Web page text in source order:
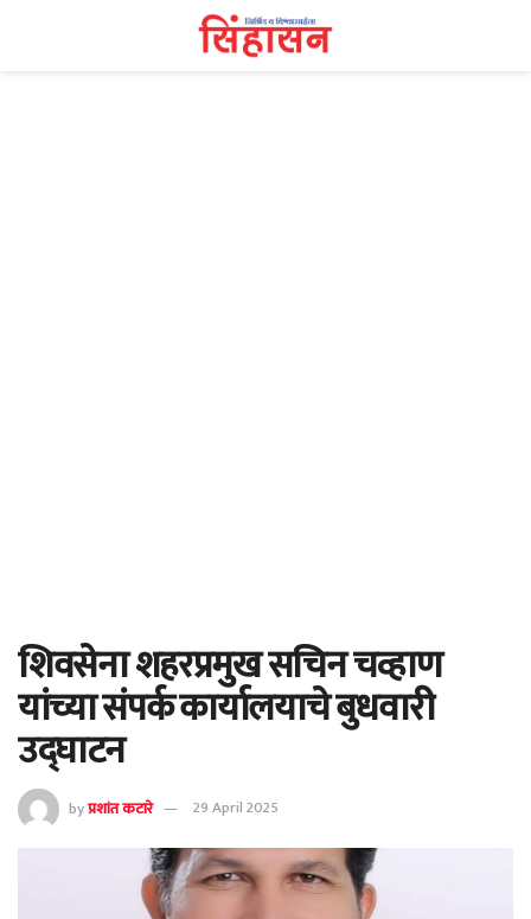
शिवसेना शहरप्रमुख सचिन चव्हाण
यांच्या संपर्क कार्यालयाचे बुधवारी
उद्घाटन
byप्रशांत कटारे 29 April 2025